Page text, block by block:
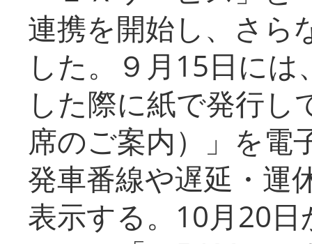
連携を開始し、さら
した。９月15日に
した際に紙で発行し
席のご案内）」を電
発車番線や遅延・運
表示する。10月20